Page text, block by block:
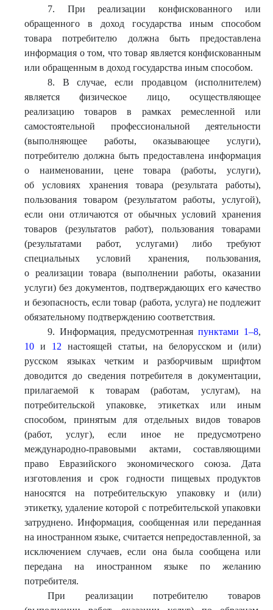
7. При реализации конфискованного или
обращенного в доход государства иным способом
товара потребителю должна быть предоставлена
информация о том, что товар является конфискованным
или обращенным в доход государства иным способом.
8. В случае, если продавцом (исполнителем)
является физическое лицо, осуществляющее
реализацию товаров в рамках ремесленной или
самостоятельной профессиональной деятельности
(выполняющее работы, оказывающее услуги),
потребителю должна быть предоставлена информация
о наименовании, цене товара (работы, услуги),
об условиях хранения товара (результата работы),
пользования товаром (результатом работы, услугой),
если они отличаются от обычных условий хранения
товаров (результатов работ), пользования товарами
(результатами работ, услугами) либо требуют
специальных условий хранения, пользования,
о реализации товара (выполнении работы, оказании
услуги) без документов, подтверждающих его качество
и безопасность, если товар (работа, услуга) не подлежит
обязательному подтверждению соответствия.
9. Информация, предусмотреннаяпунктами 1–8,
10 и 12 настоящей статьи, на белорусском и (или)
русском языках четким и разборчивым шрифтом
доводится до сведения потребителя в документации,
прилагаемой к товарам (работам, услугам), на
потребительской упаковке, этикетках или иным
способом, принятым для отдельных видов товаров
(работ, услуг), если иное не предусмотрено
международно-правовыми актами, составляющими
право Евразийского экономического союза. Дата
изготовления и срок годности пищевых продуктов
наносятся на потребительскую упаковку и (или)
этикетку, удаление которой с потребительской упаковки
затруднено. Информация, сообщенная или переданная
на иностранном языке, считается непредоставленной, за
исключением случаев, если она была сообщена или
передана на иностранном языке по желанию
потребителя.
При реализации потребителю товаров